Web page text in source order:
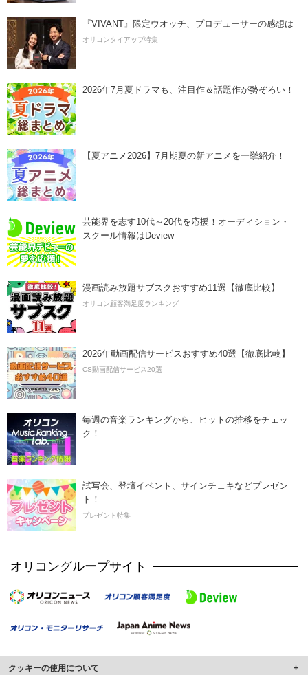
『VIVANT』限定ウオッチ、プロデューサーの感想は
オリコンタイアップ特集
2026年7月夏ドラマも、注目作＆話題作が勢ぞろい！
【夏アニメ2026】7月期夏の新アニメを一挙紹介！
芸能界を志す10代～20代を応援！オーディション・
スクール情報はDeview
漫画読み放題サブスクおすすめ11選【徹底比較】
オリコン顧客満足度ランキング
2026年動画配信サービスおすすめ40選【徹底比較】
CS動画配信サービス20選
毎週の音楽ランキングから、ヒットの推移をチェッ
ク！
試写会、登壇イベント、サインチェキなどプレゼン
ト！
プレゼント特集
オリコングループサイト
クッキーの使用について